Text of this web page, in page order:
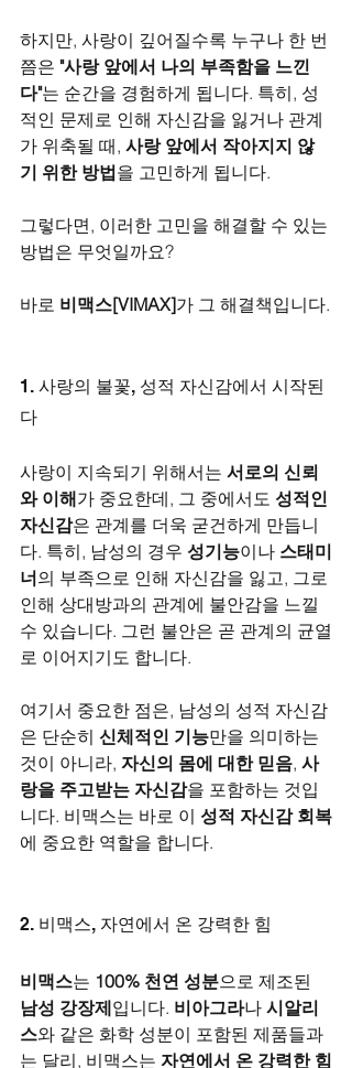
하지만, 사랑이 깊어질수록 누구나 한 번
쯤은 "사랑 앞에서 나의 부족함을 느낀
다"는 순간을 경험하게 됩니다. 특히, 성
적인 문제로 인해 자신감을 잃거나 관계
가 위축될 때, 사랑 앞에서 작아지지 않
기 위한 방법을 고민하게 됩니다.
그렇다면, 이러한 고민을 해결할 수 있는
방법은 무엇일까요?
바로 비맥스[VIMAX]가 그 해결책입니다.
1. 사랑의 불꽃, 성적 자신감에서 시작된
다
사랑이 지속되기 위해서는 서로의 신뢰
와 이해가 중요한데, 그 중에서도 성적인
자신감은 관계를 더욱 굳건하게 만듭니
다. 특히, 남성의 경우 성기능이나 스태미
너의 부족으로 인해 자신감을 잃고, 그로
인해 상대방과의 관계에 불안감을 느낄
수 있습니다. 그런 불안은 곧 관계의 균열
로 이어지기도 합니다.
여기서 중요한 점은, 남성의 성적 자신감
은 단순히 신체적인 기능만을 의미하는
것이 아니라, 자신의 몸에 대한 믿음, 사
랑을 주고받는 자신감을 포함하는 것입
니다. 비맥스는 바로 이 성적 자신감 회복
에 중요한 역할을 합니다.
2. 비맥스, 자연에서 온 강력한 힘
비맥스는 100% 천연 성분으로 제조된
남성 강장제입니다. 비아그라나 시알리
스와 같은 화학 성분이 포함된 제품들과
는 달리, 비맥스는 자연에서 온 강력한 힘